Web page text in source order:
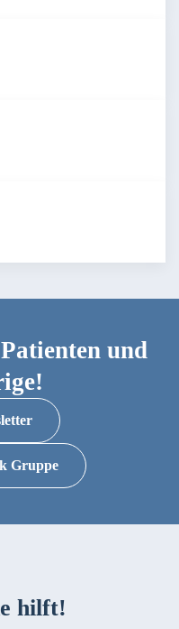
und
Gruppe
hilft!